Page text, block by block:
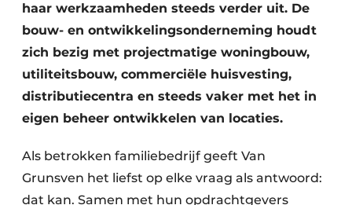
haar werkzaamheden steeds verder uit. De
bouw- en ontwikkelingsonderneming houdt
zich bezig met projectmatige woningbouw,
utiliteitsbouw, commerciële huisvesting,
distributiecentra en steeds vaker met het in
eigen beheer ontwikkelen van locaties.
Als betrokken familiebedrijf geeft Van
Grunsven het liefst op elke vraag als antwoord:
dat kan. Samen met hun opdrachtgevers